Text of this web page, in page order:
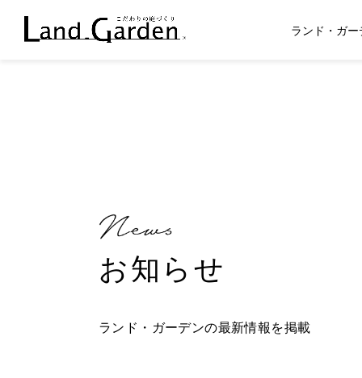
ランド・ガ
お知らせ
ランド・ガーデンの最新情報を掲載